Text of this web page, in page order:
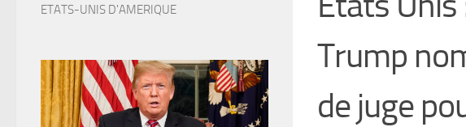
Trump
de juge
ETATS-UNIS D'AMERIQUE